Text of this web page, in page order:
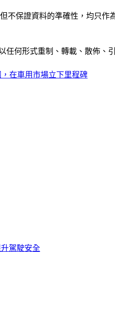
保證資料的準確性，均只作
任何形式重制、轉載、散佈
在車用市場立下里程碑
駕駛安全